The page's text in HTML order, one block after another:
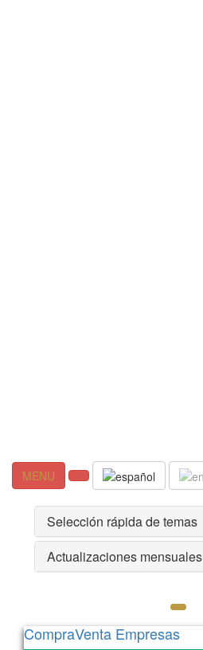
MENU
Selección rápida de temas
Actualizaciones mensuales
CompraVenta Empresas